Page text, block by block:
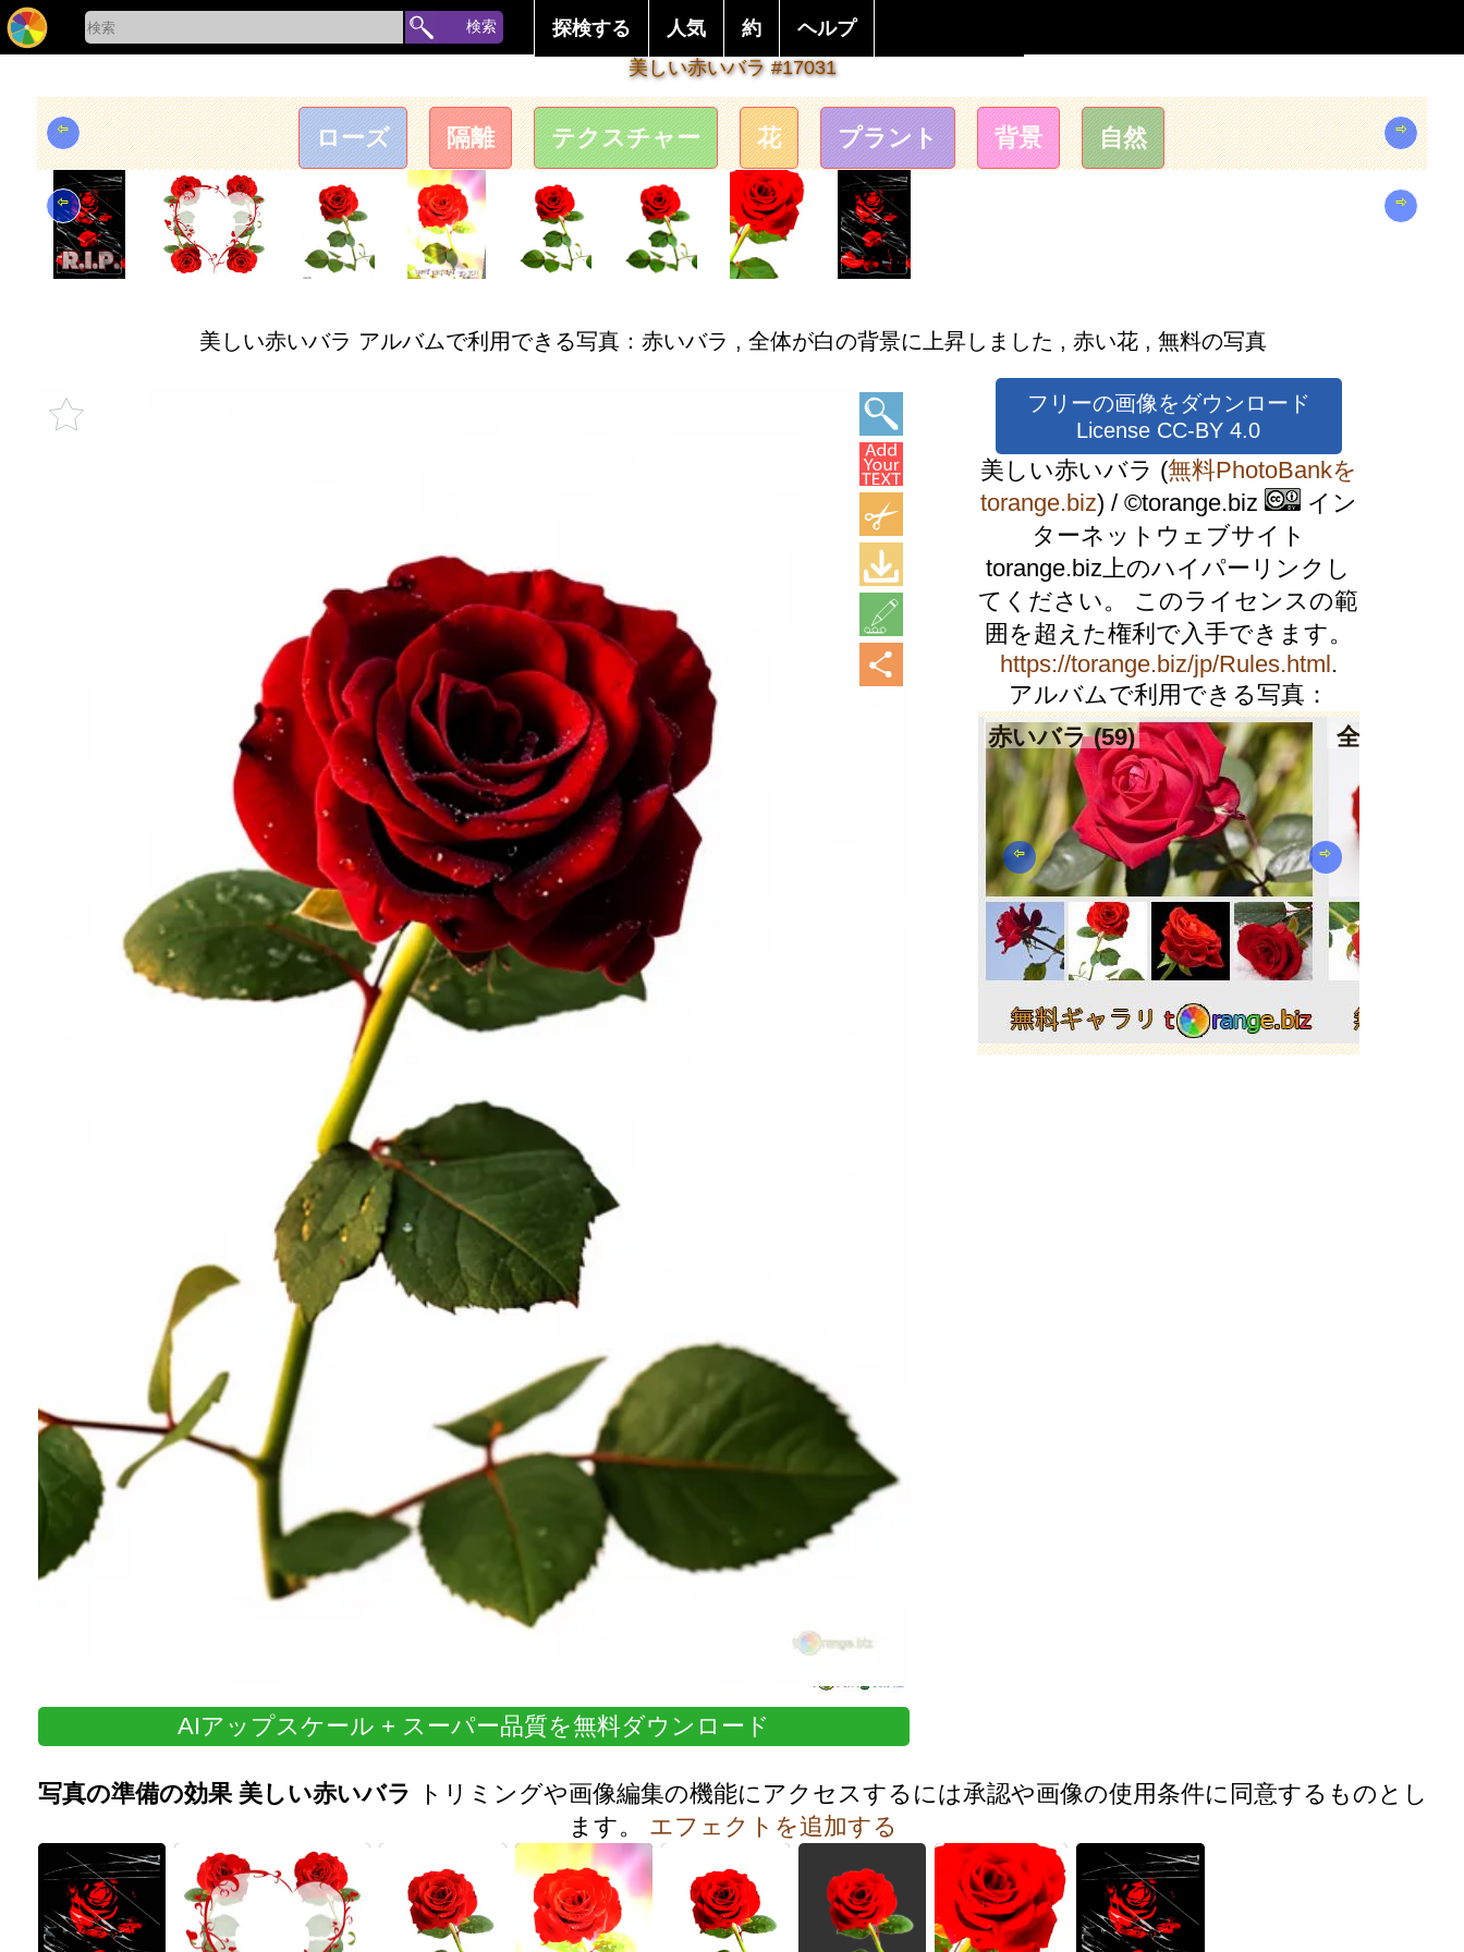
検索 探検する 人気 約
ヘルプ
美しい赤いバラ #17031
ローズ 隔離 テクスチャー 花 プラント 背景 自然
⇦ ⇨
⇦ ⇨
美しい赤いバラ アルバムで利用できる写真：赤いバラ , 全体が白の背景に上昇しました , 赤い花 , 無料の写真
AIアップスケール + スーパー品質を無料ダウンロード
フリーの画像をダウンロード
License CC-BY 4.0
美しい赤いバラ (無料PhotoBankを
torange.biz) / ©torange.biz
イン
ターネットウェブサイト
torange.biz上のハイパーリンクし
てください。 このライセンスの範
囲を超えた権利で入手できます。
https://torange.biz/jp/Rules.html.
アルバムで利用できる写真：
赤いバラ (59)
全体が白
⇦ ⇨
写真の準備の効果 美しい赤いバラ
トリミングや画像編集の機能にアクセスするには承認や画像の使用条件に同意するものとし
ます。 エフェクトを追加する